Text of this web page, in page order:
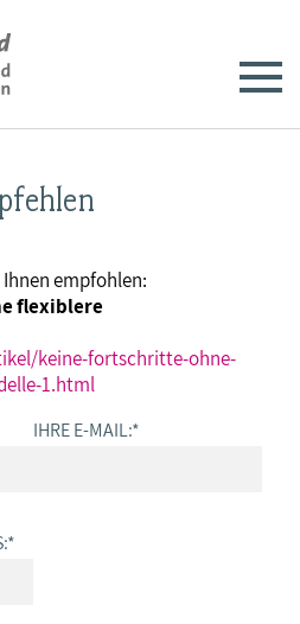
empfohlen:
flexiblere
keine-fortschritte-ohne-
1.html
IHRE E-MAIL:*
*